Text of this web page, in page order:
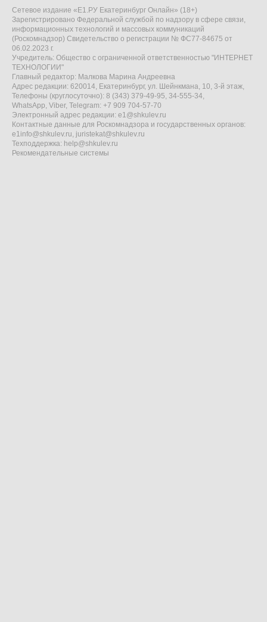
Сетевое издание «Е1.РУ Екатеринбург Онлайн» (18+)
Зарегистрировано Федеральной службой по надзору в сфере связи,
информационных технологий и массовых коммуникаций
(Роскомнадзор) Свидетельство о регистрации № ФС77-84675 от
06.02.2023 г.
Учредитель: Общество с ограниченной ответственностью "ИНТЕРНЕТ
ТЕХНОЛОГИИ"
Главный редактор: Малкова Марина Андреевна
Адрес редакции: 620014, Екатеринбург, ул. Шейнкмана, 10, 3-й этаж,
Телефоны (круглосуточно): 8 (343) 379-49-95, 34-555-34,
WhatsApp, Viber, Telegram: +7 909 704-57-70
Электронный адрес редакции: e1@shkulev.ru
Контактные данные для Роскомнадзора и государственных органов:
e1info@shkulev.ru, juristekat@shkulev.ru
Техподдержка: help@shkulev.ru
Рекомендательные системы